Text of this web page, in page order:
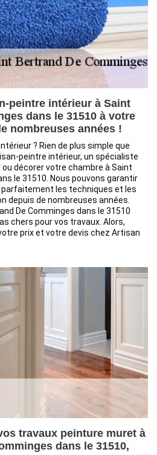
peintre intérieur à Saint
dans le 31510 à votre
nombreuses années !
? Rien de plus simple que
peintre intérieur, un spécialiste
décorer votre chambre à Saint
le 31510. Nous pouvons garantir
les techniques et les
depuis de nombreuses années.
De Comminges dans le 31510
chers pour vos travaux. Alors,
prix et votre devis chez Artisan
travaux peinture muret à
dans le 31510,